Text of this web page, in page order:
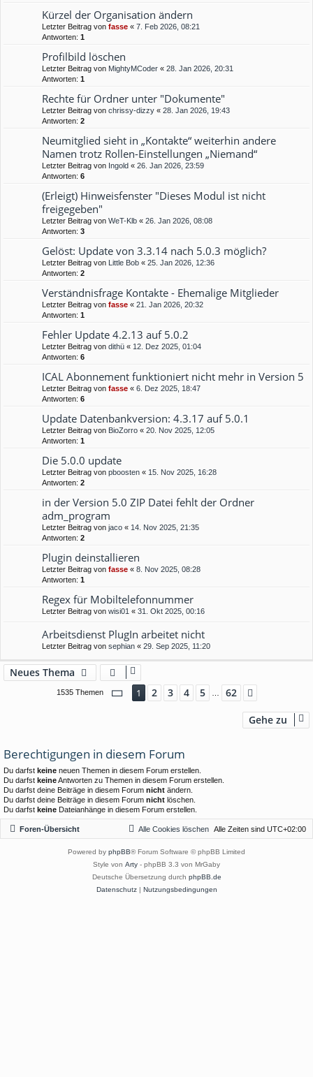
Kürzel der Organisation ändern
Letzter Beitrag von fasse « 7. Feb 2026, 08:21
Antworten: 1
Profilbild löschen
Letzter Beitrag von MightyMCoder « 28. Jan 2026, 20:31
Antworten: 1
Rechte für Ordner unter "Dokumente"
Letzter Beitrag von chrissy-dizzy « 28. Jan 2026, 19:43
Antworten: 2
Neumitglied sieht in „Kontakte“ weiterhin andere
Namen trotz Rollen-Einstellungen „Niemand“
Letzter Beitrag von Ingold « 26. Jan 2026, 23:59
Antworten: 6
(Erleigt) Hinweisfenster "Dieses Modul ist nicht
freigegeben"
Letzter Beitrag von WeT-Klb « 26. Jan 2026, 08:08
Antworten: 3
Gelöst: Update von 3.3.14 nach 5.0.3 möglich?
Letzter Beitrag von Little Bob « 25. Jan 2026, 12:36
Antworten: 2
Verständnisfrage Kontakte - Ehemalige Mitglieder
Letzter Beitrag von fasse « 21. Jan 2026, 20:32
Antworten: 1
Fehler Update 4.2.13 auf 5.0.2
Letzter Beitrag von dithü « 12. Dez 2025, 01:04
Antworten: 6
ICAL Abonnement funktioniert nicht mehr in Version 5
Letzter Beitrag von fasse « 6. Dez 2025, 18:47
Antworten: 6
Update Datenbankversion: 4.3.17 auf 5.0.1
Letzter Beitrag von BioZorro « 20. Nov 2025, 12:05
Antworten: 1
Die 5.0.0 update
Letzter Beitrag von pboosten « 15. Nov 2025, 16:28
Antworten: 2
in der Version 5.0 ZIP Datei fehlt der Ordner
adm_program
Letzter Beitrag von jaco « 14. Nov 2025, 21:35
Antworten: 2
Plugin deinstallieren
Letzter Beitrag von fasse « 8. Nov 2025, 08:28
Antworten: 1
Regex für Mobiltelefonnummer
Letzter Beitrag von wisi01 « 31. Okt 2025, 00:16
Arbeitsdienst PlugIn arbeitet nicht
Letzter Beitrag von sephian « 29. Sep 2025, 11:20
Neues Thema
1535 Themen Seite 1von 62
1 2 3 4 5 62
Gehe zu
Berechtigungen in diesem Forum
Du darfst keine neuen Themen in diesem Forum erstellen.
Du darfst keineAntworten zu Themen in diesem Forum erstellen.
Du darfst deine Beiträge in diesem Forum nicht ändern.
Du darfst deine Beiträge in diesem Forum nicht löschen.
Du darfst keine Dateianhänge in diesem Forum erstellen.
Foren-Übersicht Alle Zeiten sind UTC+02:00
Alle Cookies löschen
Powered by phpBB® Forum Software © phpBB Limited
Style von Arty - phpBB 3.3 von MrGaby
Deutsche Übersetzung durch phpBB.de
Datenschutz| Nutzungsbedingungen